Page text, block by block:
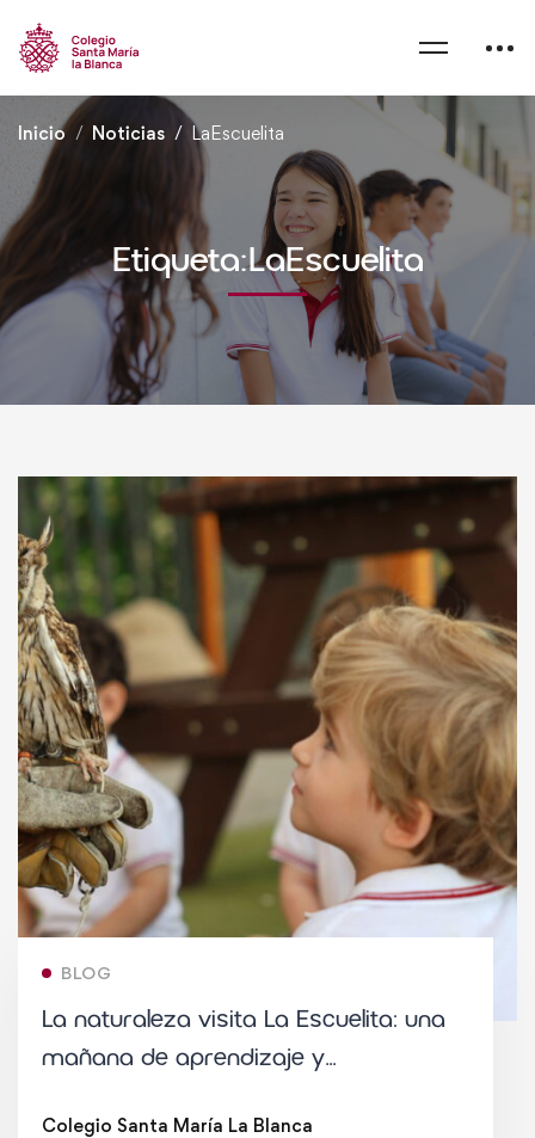
Inicio Noticias LaEscuelita
Etiqueta:LaEscuelita
BLOG
La naturaleza visita La Escuelita: una
mañana de aprendizaje y
Colegio Santa María La Blanca